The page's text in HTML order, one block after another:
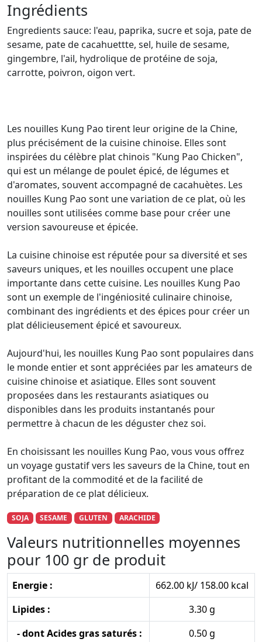
Ingrédients
Engredients sauce: l'eau, paprika, sucre et soja, pate de
sesame, pate de cacahuettte, sel, huile de sesame,
gingembre, l'ail, hydrolique de protéine de soja,
carrotte, poivron, oigon vert.
Les nouilles Kung Pao tirent leur origine de la Chine,
plus précisément de la cuisine chinoise. Elles sont
inspirées du célèbre plat chinois "Kung Pao Chicken",
qui est un mélange de poulet épicé, de légumes et
d'aromates, souvent accompagné de cacahuètes. Les
nouilles Kung Pao sont une variation de ce plat, où les
nouilles sont utilisées comme base pour créer une
version savoureuse et épicée.
La cuisine chinoise est réputée pour sa diversité et ses
saveurs uniques, et les nouilles occupent une place
importante dans cette cuisine. Les nouilles Kung Pao
sont un exemple de l'ingéniosité culinaire chinoise,
combinant des ingrédients et des épices pour créer un
plat délicieusement épicé et savoureux.
Aujourd'hui, les nouilles Kung Pao sont populaires dans
le monde entier et sont appréciées par les amateurs de
cuisine chinoise et asiatique. Elles sont souvent
proposées dans les restaurants asiatiques ou
disponibles dans les produits instantanés pour
permettre à chacun de les déguster chez soi.
En choisissant les nouilles Kung Pao, vous vous offrez
un voyage gustatif vers les saveurs de la Chine, tout en
profitant de la commodité et de la facilité de
préparation de ce plat délicieux.
SOJA SESAME GLUTEN ARACHIDE
Valeurs nutritionnelles moyennes
pour 100 gr de produit
Energie :
662.00 kJ/ 158.00 kcal
Lipides :
3.30 g
- dont Acides gras saturés :
0.50 g